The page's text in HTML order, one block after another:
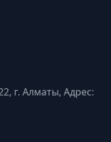
г. Алматы, Адрес: